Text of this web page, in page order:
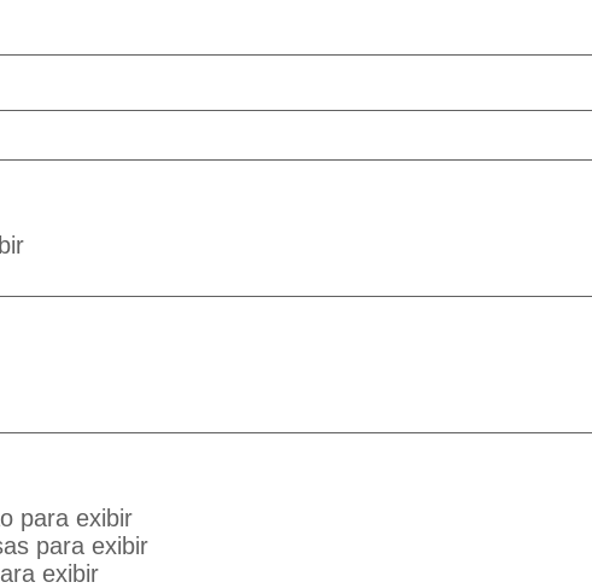
para exibir
para exibir
exibir